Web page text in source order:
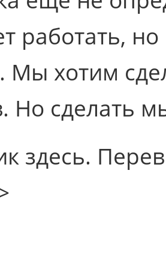
работать,
Мы хотим
Но сделать
здесь.